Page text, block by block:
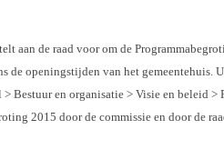
aan de raad voor om de
openingstijden van het gemeentehuis.
Bestuur en organisatie > Visie en beleid >
2015 door de commissie en door de